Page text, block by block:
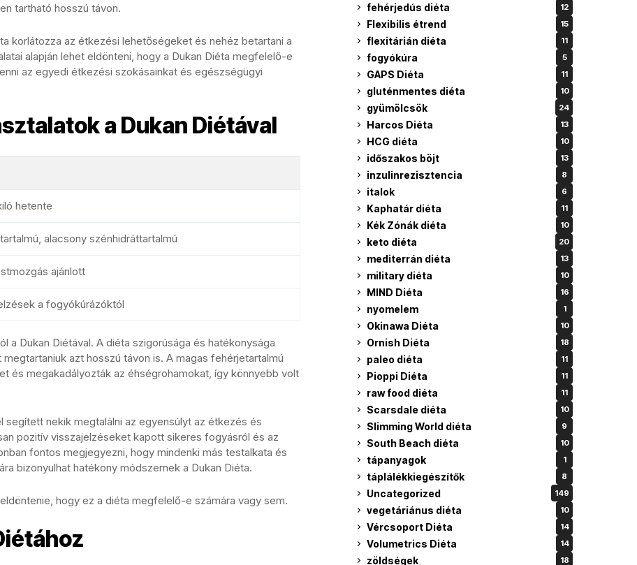
tartható hosszú távon.
korlátozza az étkezési lehetőségeket és nehéz betartani a
alapján lehet eldönteni, hogy a Dukan Diéta megfelelő-e
az egyedi étkezési szokásainkat és egészségügyi
a Dukan Diétával
hetente
alacsony szénhidráttartalmú
ajánlott
a fogyókúrázóktól
a Dukan Diétával. A diéta szigorúsága és hatékonysága
azt hosszú távon is. A magas fehérjetartalmú
és megakadályozták az éhségrohamokat, így könnyebb volt
segített nekik megtalálni az egyensúlyt az étkezés és
pozitív visszajelzéseket kapott sikeres fogyásról és az
fontos megjegyezni, hogy mindenki más testalkata és
bizonyulhat hatékony módszernek a Dukan Diéta.
hogy ez a diéta megfelelő-e számára vagy sem.
fehérjedús diéta 12
Flexibilis étrend 15
flexitárián diéta 11
fogyókúra 5
GAPS Diéta 11
gluténmentes diéta 10
gyümölcsök 24
Harcos Diéta 13
HCG diéta 10
időszakos böjt 13
inzulinrezisztencia 8
italok 6
Kaphatár diéta 11
Kék Zónák diéta 10
keto diéta 20
mediterrán diéta 13
military diéta 10
MIND Diéta 16
nyomelem 1
Okinawa Diéta 10
Ornish Diéta 18
paleo diéta 11
Pioppi Diéta 11
raw food diéta 11
Scarsdale diéta 10
Slimming World diéta 9
South Beach diéta 10
tápanyagok 1
táplálékkiegészítők 8
Uncategorized 149
vegetáriánus diéta 10
Vércsoport Diéta 14
Volumetrics Diéta 14
zöldségek 18